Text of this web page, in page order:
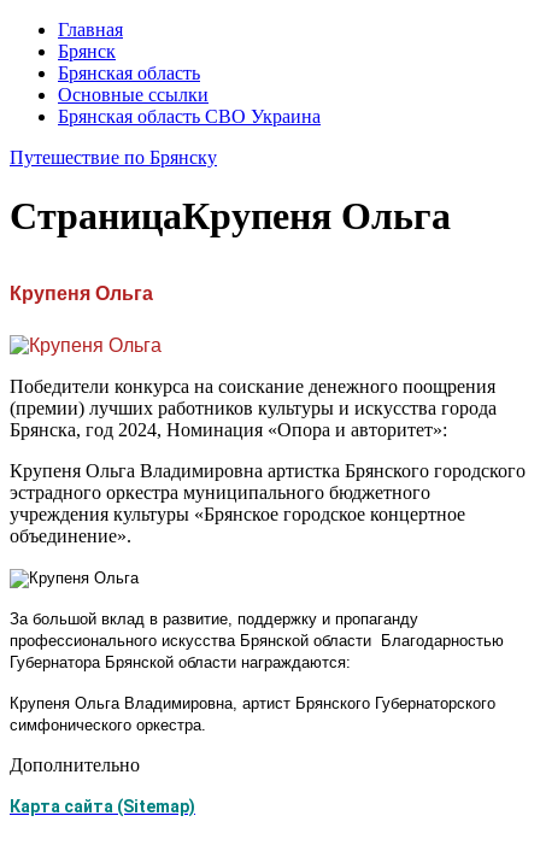
Главная
Брянск
Брянская область
Основные ссылки
Брянская область СВО Украина
Путешествие по Брянску
СтраницаКрупеня Ольга
Крупеня Ольга
Победители конкурса на соискание денежного поощрения
(премии) лучших работников культуры и искусства города
Брянска, год 2024, Номинация «Опора и авторитет»:
Крупеня Ольга Владимировна артистка Брянского городского
эстрадного оркестра муниципального бюджетного
учреждения культуры «Брянское городское концертное
объединение».
За большой вклад в развитие, поддержку и пропаганду
профессионального искусства Брянской области Благодарностью
Губернатора Брянской области награждаются:
Крупеня Ольга Владимировна, артист Брянского Губернаторского
симфонического оркестра.
Дополнительно
Карта сайта (Sitemap)